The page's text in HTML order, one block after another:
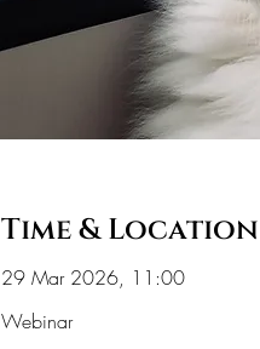
Time & Location
29 Mar 2026, 11:00
Webinar